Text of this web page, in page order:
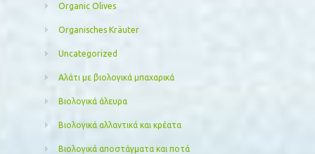
Organic Olives
Organisches Kräuter
Uncategorized
Αλάτι με βιολογικά μπαχαρικά
Βιολογικά άλευρα
Βιολογικά αλλαντικά και κρέατα
Βιολογικά αποστάγματα και ποτά